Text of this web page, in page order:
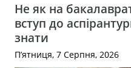
Не як на
вступ до
знати
П’ятниця, 7 Серпня, 2026